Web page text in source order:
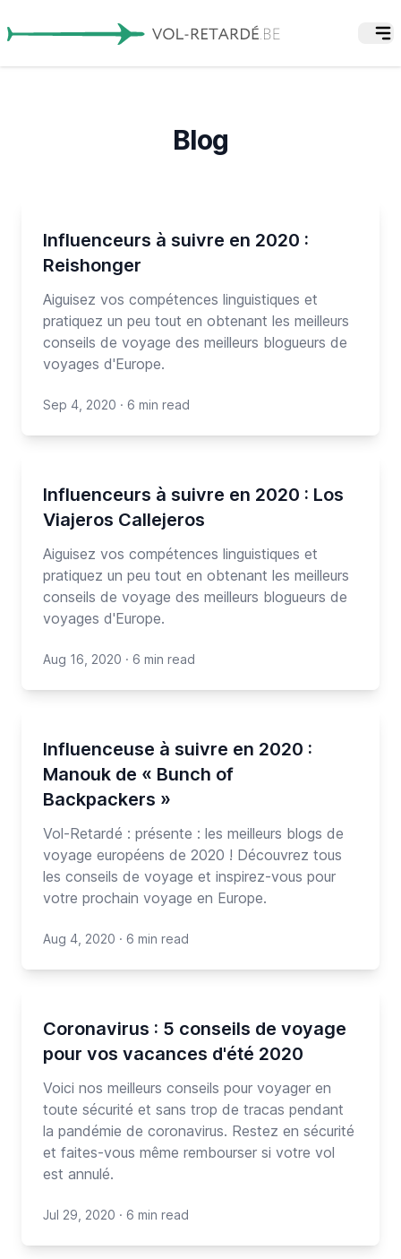
Blog
Influenceurs à suivre en 2020 :
Reishonger
Aiguisez vos compétences linguistiques et
pratiquez un peu tout en obtenant les meilleurs
conseils de voyage des meilleurs blogueurs de
voyages d'Europe.
Sep 4, 2020 · 6 min read
Influenceurs à suivre en 2020 : Los
Viajeros Callejeros
Aiguisez vos compétences linguistiques et
pratiquez un peu tout en obtenant les meilleurs
conseils de voyage des meilleurs blogueurs de
voyages d'Europe.
Aug 16, 2020 · 6 min read
Influenceuse à suivre en 2020 :
Manouk de « Bunch of
Backpackers »
Vol-Retardé : présente : les meilleurs blogs de
voyage européens de 2020 ! Découvrez tous
les conseils de voyage et inspirez-vous pour
votre prochain voyage en Europe.
Aug 4, 2020 · 6 min read
Coronavirus : 5 conseils de voyage
pour vos vacances d'été 2020
Voici nos meilleurs conseils pour voyager en
toute sécurité et sans trop de tracas pendant
la pandémie de coronavirus. Restez en sécurité
et faites-vous même rembourser si votre vol
est annulé.
Jul 29, 2020 · 6 min read